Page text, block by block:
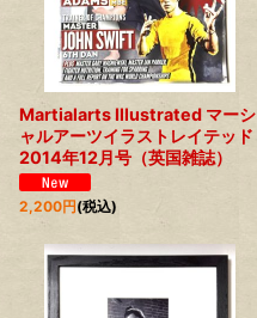
Martialarts Illustrated マーシ
ャルアーツイラストレイテッド
2014年12月号（英国雑誌）
2,200円(税込)